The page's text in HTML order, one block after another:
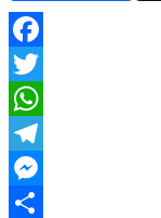
Facebook
Twitter
WhatsApp
Telegram
Messenger